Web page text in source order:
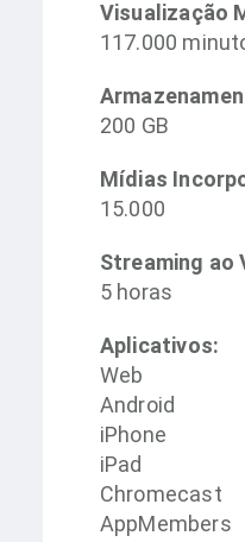
Visualização
117.000
200 GB
Mídias
15.000
Streaming ao
5 horas
Aplicativos:
Web
Android
iPhone
iPad
Chromecast
AppMembers